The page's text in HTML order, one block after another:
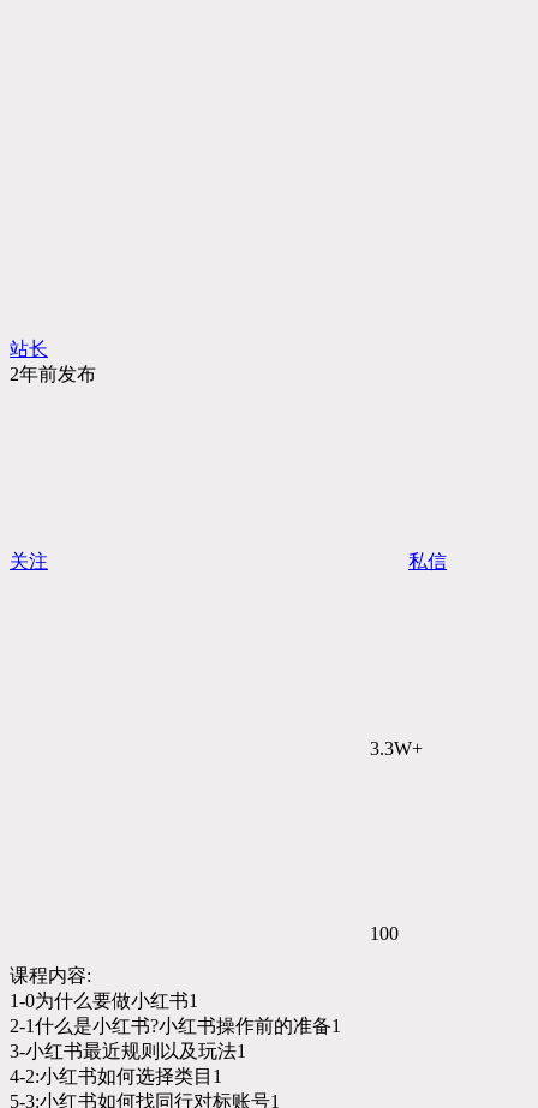
站长
2年前发布
关注 私信
3.3W+
100
课程内容:
1-0为什么要做小红书1
2-1什么是小红书?小红书操作前的准备1
3-小红书最近规则以及玩法1
4-2:小红书如何选择类目1
5-3:小红书如何找同行对标账号1